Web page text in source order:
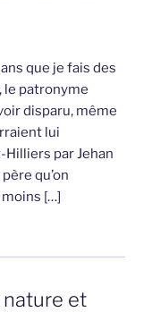
que je fais des
le patronyme
disparu, même
lui
par Jehan
qu’on
moins […]
et